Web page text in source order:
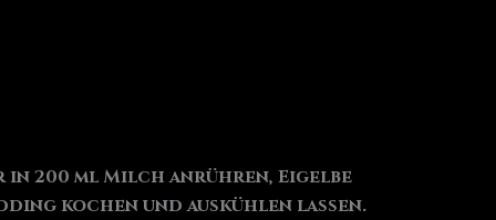
in 200 ml Milch anrühren, Eigelbe
kochen und auskühlen lassen.